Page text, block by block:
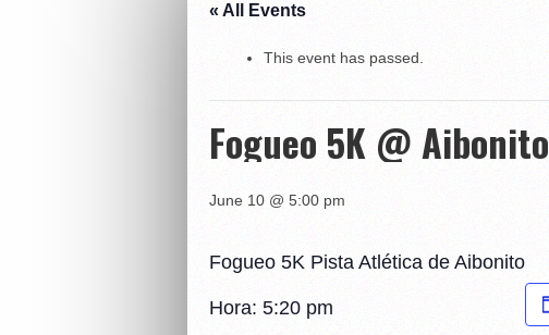
« All Events
This event has passed.
Fogueo 5K @ Aibonito
June 10 @ 5:00 pm
Fogueo 5K Pista Atlética de Aibonito
Hora: 5:20 pm